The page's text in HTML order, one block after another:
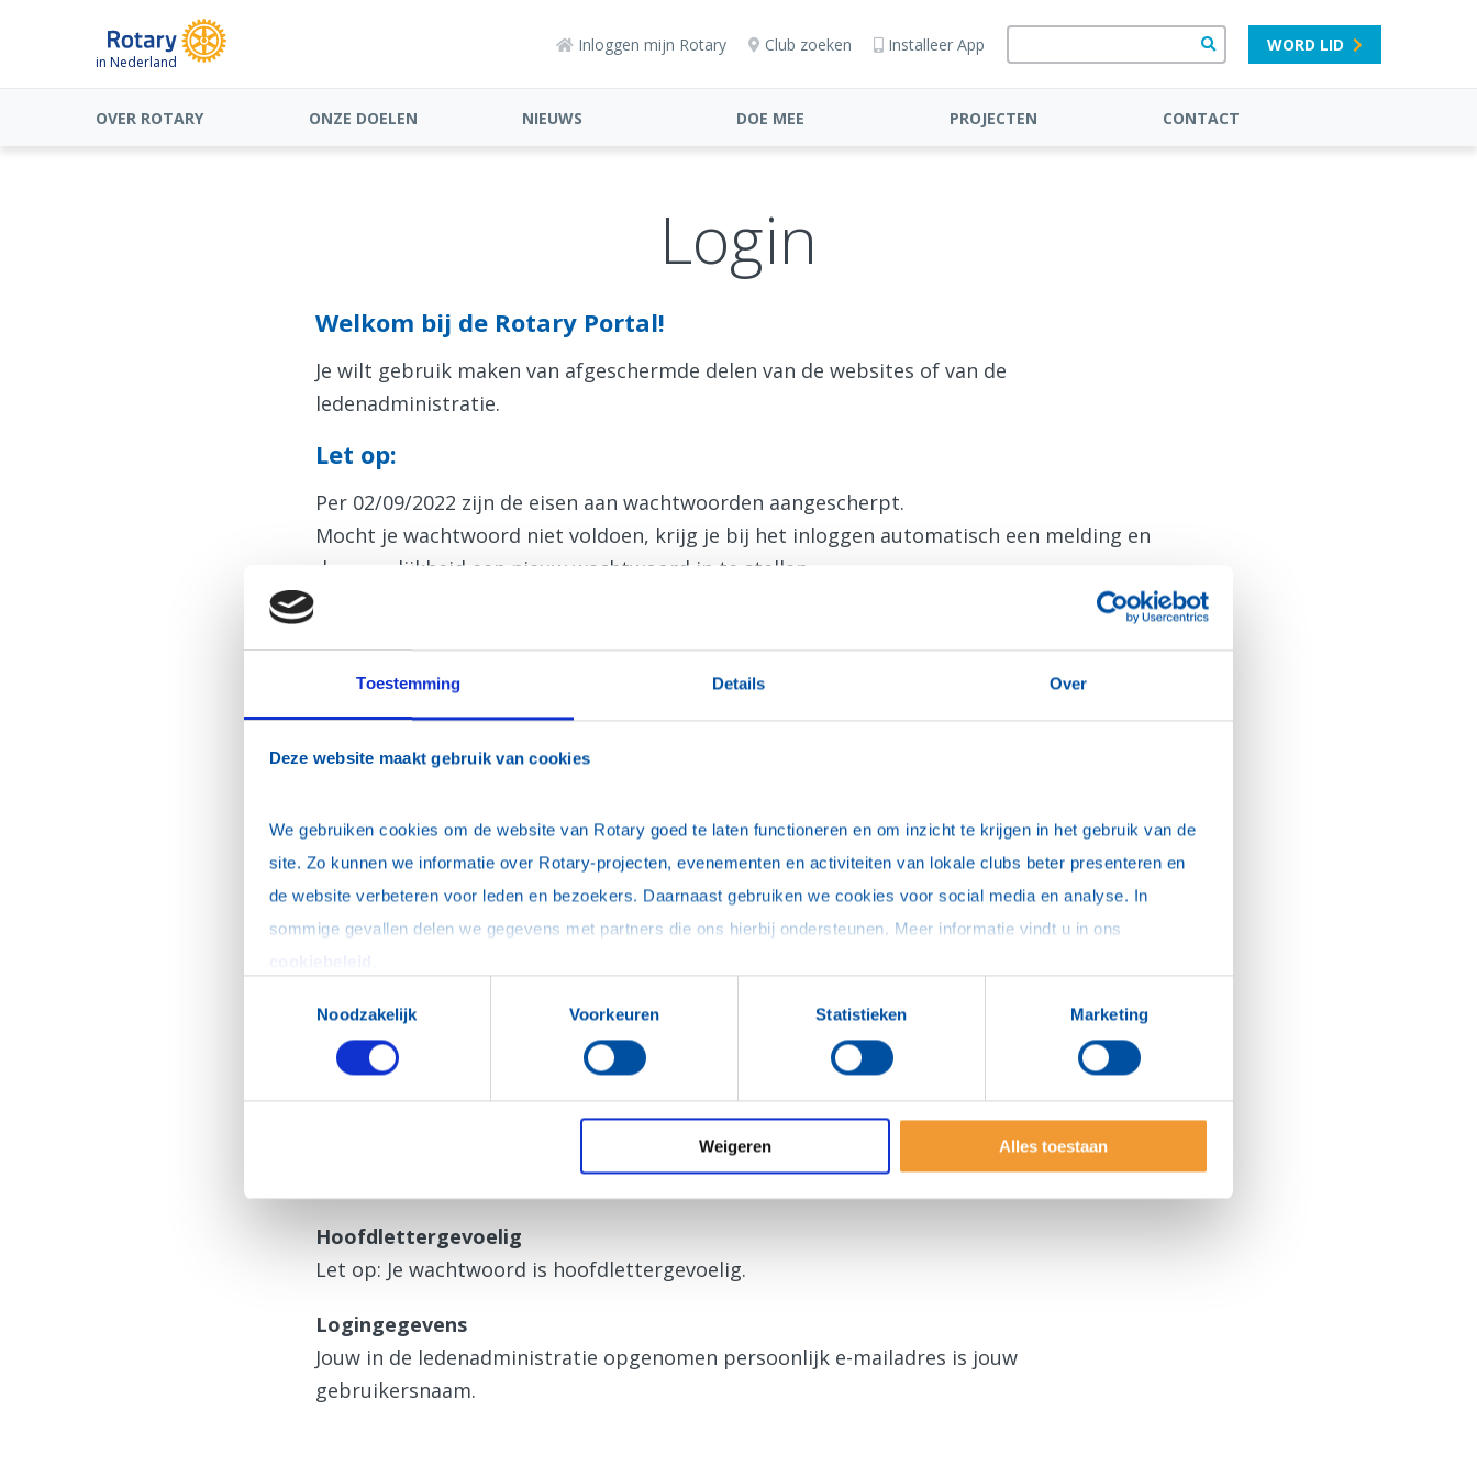
Toestemming Details Over
Deze website maakt gebruik van cookies
We gebruiken cookies om de website van Rotary goed te laten functioneren en om inzicht te krijgen in het gebruik van de
site. Zo kunnen we informatie over Rotary-projecten, evenementen en activiteiten van lokale clubs beter presenteren en
de website verbeteren voor leden en bezoekers. Daarnaast gebruiken we cookies voor social media en analyse. In
Noodzakelijk
Voorkeuren Statistieken Marketing
Weigeren Alles toestaan
in Nederland
Inloggen mijn Rotary Club zoeken Installeer App WORD LID
OVER ROTARY ONZE DOELEN NIEUWS DOE MEE PROJECTEN CONTACT
Login
Welkom bij de Rotary Portal!
Je wilt gebruik maken van afgeschermde delen van de websites of van de
ledenadministratie.
Let op:
Per 02/09/2022 zijn de eisen aan wachtwoorden aangescherpt.
Mocht je wachtwoord niet voldoen, krijg je bij het inloggen automatisch een melding en
de mogelijkheid een nieuw wachtwoord in te stellen.
Dit is mijn privécomputer, onthoud mijn login (je blijft maximaal 30 dagen ingelogd)
N.B. De inloggegevens zijn ook geldig voor de Rotary App.
Hulp bij inloggen
een nieuw wachtwoordaan.
Hoofdlettergevoelig
Let op: Je wachtwoord is hoofdlettergevoelig.
Logingegevens
Jouw in de ledenadministratie opgenomen persoonlijk e-mailadres is jouw
gebruikersnaam.